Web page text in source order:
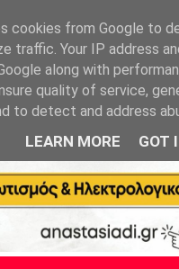
cookies from Google to
traffic. Your IP address
along with
quality of service,
to detect and address
LEARN MORE GOT